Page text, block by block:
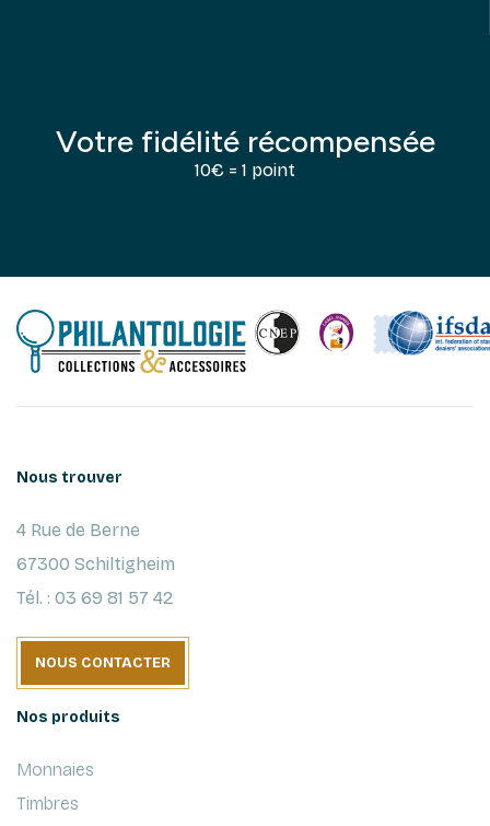
Votre fidélité récompensée
10€ = 1 point
Nous trouver
4 Rue de Berne
67300 Schiltigheim
Tél. : 03 69 81 57 42
NOUS CONTACTER
Nos produits
Monnaies
Timbres